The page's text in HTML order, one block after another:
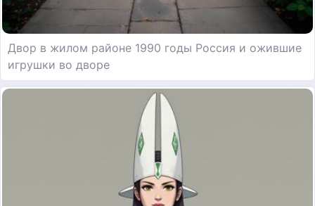
Двор в жилом районе 1990 годы Россия и ожившие
игрушки во дворе